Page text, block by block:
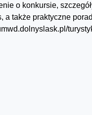
o konkursie,
a także praktyczne